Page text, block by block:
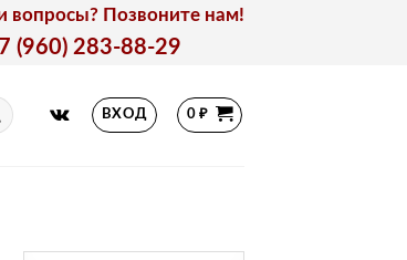
вопросы? Позвоните нам!
(960) 283-88-29
ВХОД 0₽